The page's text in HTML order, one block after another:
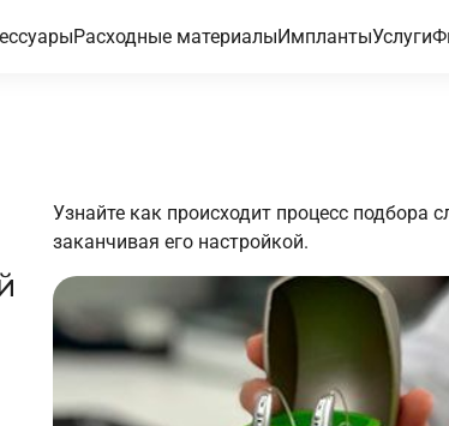
Расходные материалыИмплантыУслуги
Узнайте как происходит процесс подбора
заканчивая его настройкой.